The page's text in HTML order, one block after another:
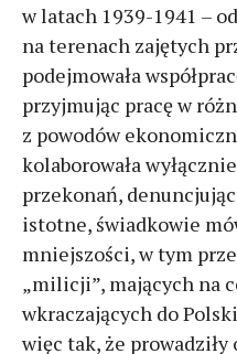
w latach 1939-1941 –
na terenach zajętych
podejmowała
przyjmując pracę w
z powodów
kolaborowała
przekonań,
istotne, świadkowie
mniejszości, w tym
„milicji”, mających na
wkraczających do
więc tak, że prowadziły